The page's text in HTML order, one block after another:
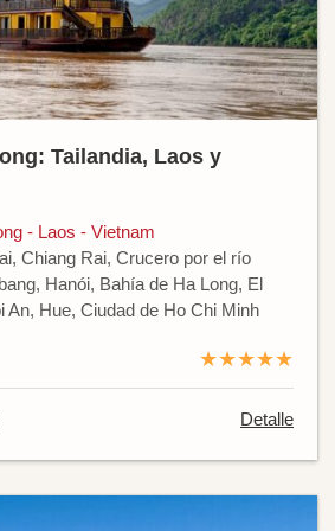
Tailandia, Laos y
- Laos - Vietnam
Chiang Rai, Crucero por el río
Hanói, Bahía de Ha Long, El
An, Hue, Ciudad de Ho Chi Minh
★★★★★
Detalle